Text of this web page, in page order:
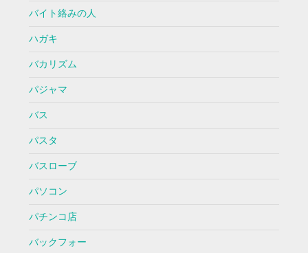
バイト絡みの人
ハガキ
バカリズム
パジャマ
バス
パスタ
バスローブ
パソコン
パチンコ店
バックフォー